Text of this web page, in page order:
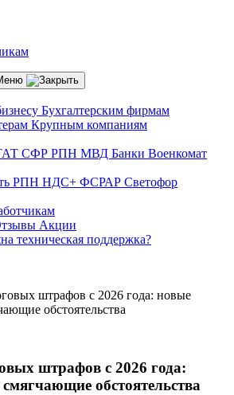
Бухгалтерским фирмам
Крупным компаниям
СФР РПН МВД Банки Военкомат
РПН НДС+ ФСРАР Светофор
Акции
техническая поддержка?
штрафов с 2026 года: новые
обстоятельства
штрафов с 2026 года:
обстоятельства